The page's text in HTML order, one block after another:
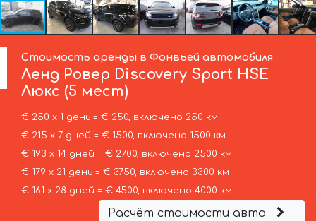
Стоимость аренды в Фонвьей автомобиля
Ленд Ровер Discovery Sport HSE
Люкс (5 мест)
€ 250 х 1 день = € 250, включено 250 км
€ 215 х 7 дней = € 1500, включено 1500 км
€ 193 х 14 дней = € 2700, включено 2500 км
€ 179 х 21 день = € 3750, включено 3300 км
€ 161 х 28 дней = € 4500, включено 4000 км
Расчёт стоимости авто